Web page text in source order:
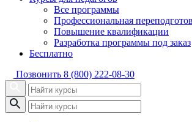
Все программы
Профессиональная
Повышение квалификации
Разработка программы под заказ
Бесплатно
Позвонить 8 (800) 222-08-30